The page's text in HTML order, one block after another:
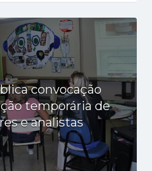
convocação
temporária de
e analistas